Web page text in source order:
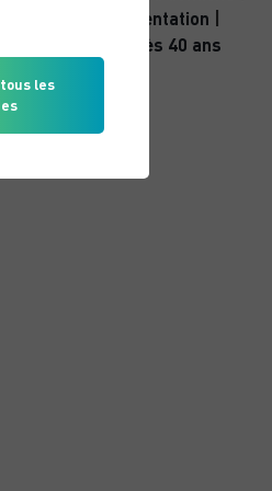
Nutrition & alimentation
Sport Santé après 40 ans
les